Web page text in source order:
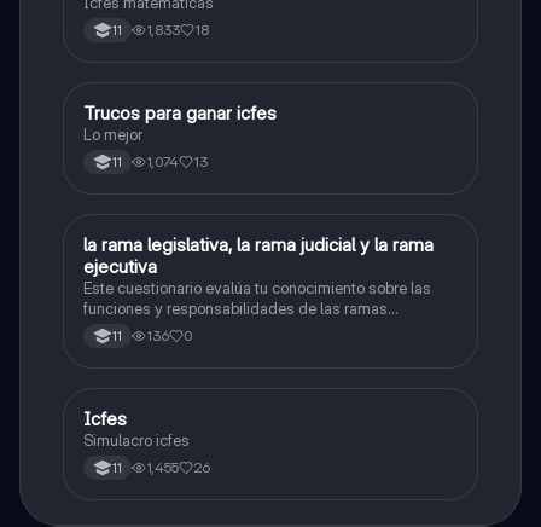
11 1,833 18
Química
Trucos para ganar icfes
Lo mejor
11 1,074 13
LSociales/Historia
la rama legislativa, la rama judicial y la rama
ejecutiva
Este cuestionario evalúa tu conocimiento sobre las
funciones y responsabilidades de las ramas
legislativa, judicial y ejecutiva.
11 136 0
ICFES: Sociales y Ciudadanas
Icfes
Simulacro icfes
11 1,455 26